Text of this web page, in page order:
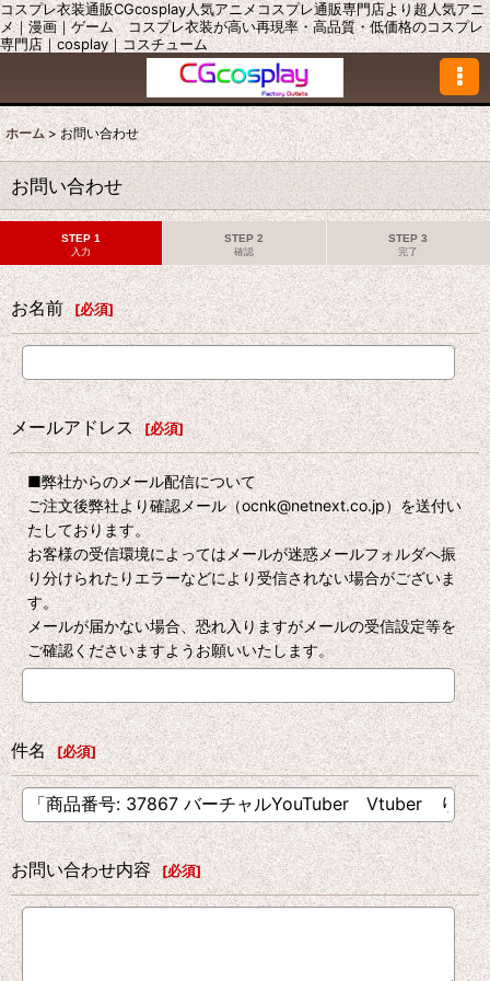
コスプレ衣装通販CGcosplay人気アニメコスプレ通販専門店より超人気アニ
メ｜漫画｜ゲーム コスプレ衣装が高い再現率・高品質・低価格のコスプレ
専門店｜cosplay｜コスチューム
ホーム > お問い合わせ
お問い合わせ
STEP 1
入力
STEP 2
確認
STEP 3
完了
お名前 [必須]
メールアドレス [必須]
■弊社からのメール配信について
ご注文後弊社より確認メール（ocnk@netnext.co.jp）を送付い
たしております。
お客様の受信環境によってはメールが迷惑メールフォルダへ振
り分けられたりエラーなどにより受信されない場合がございま
す。
メールが届かない場合、恐れ入りますがメールの受信設定等を
ご確認くださいますようお願いいたします。
件名 [必須]
お問い合わせ内容 [必須]